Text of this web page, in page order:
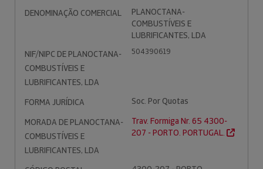
DENOMINAÇÃO COMERCIAL
PLANOCTANA-
COMBUSTÍVEIS E
LUBRIFICANTES, LDA
NIF/NIPC DE PLANOCTANA-
COMBUSTÍVEIS E
LUBRIFICANTES, LDA
504390619
FORMA JURÍDICA
Soc. Por Quotas
MORADA DE PLANOCTANA-
COMBUSTÍVEIS E
LUBRIFICANTES, LDA
Trav. Formiga Nr. 65 4300-
207 - PORTO. PORTUGAL.